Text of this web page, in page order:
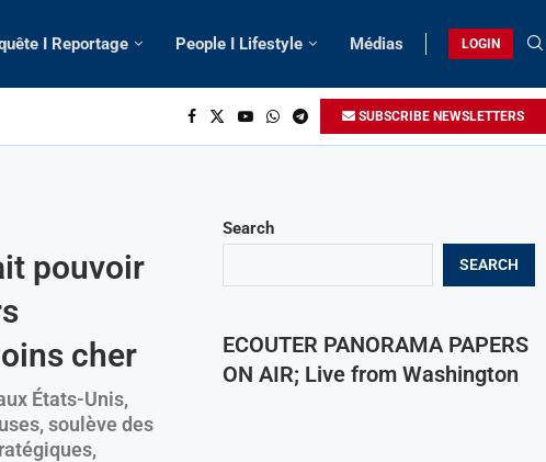
I Reportage People I Lifestyle Médias LOGIN
SUBSCRIBE NEWSLETTERS
pouvoir
cher
États-Unis,
soulève des
Search
SEARCH
ECOUTER PANORAMA PAPERS
ON AIR; Live from Washington